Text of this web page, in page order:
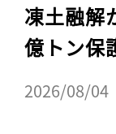
凍土融解
億トン保
2026/08/04